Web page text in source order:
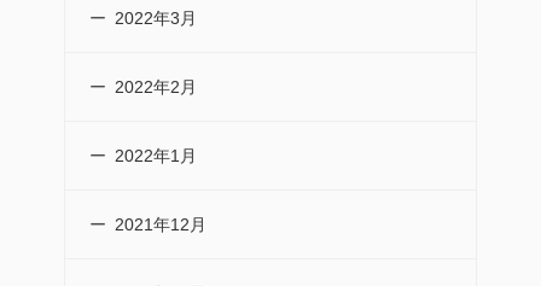
2022年3月
2022年2月
2022年1月
2021年12月